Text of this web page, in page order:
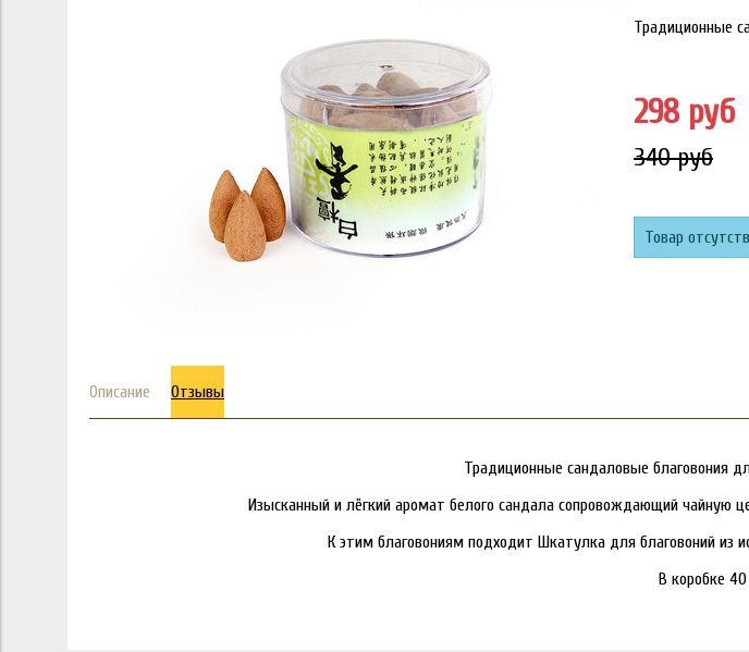
Традиционные
298 руб
340 руб
Товар
Описание Отзывы
Традиционные сандаловые благовония
Изысканный и лёгкий аромат белого сандала сопровождающий чайную
К этим благовониям подходит Шкатулка для благовоний из
В коробке